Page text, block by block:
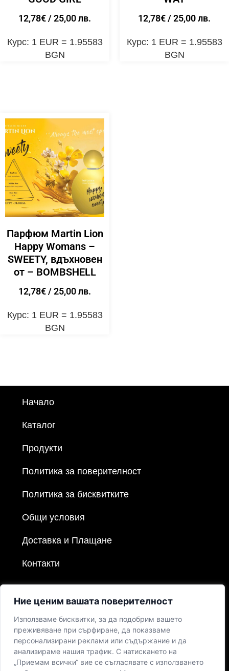
Ние ценим вашата поверителност
Използваме бисквитки, за да подобрим вашето
преживяване при сърфиране, да показваме
персонализирани реклами или съдържание и да
анализираме нашия трафик. С натискането на
„Приемам всички“ вие се съгласявате с използването
12,78€/ 25,00 лв.
Курс: 1 EUR = 1.95583
BGN
12,78€/ 25,00 лв.
Курс: 1 EUR = 1.95583
BGN
Парфюм Martin Lion
Happy Womans –
SWEETY, вдъхновен
от – BOMBSHELL
12,78€/ 25,00 лв.
Курс: 1 EUR = 1.95583
BGN
Начало
Каталог
Продукти
Политика за поверителност
Политика за бисквитките
Общи условия
Доставка и Плащане
Контакти